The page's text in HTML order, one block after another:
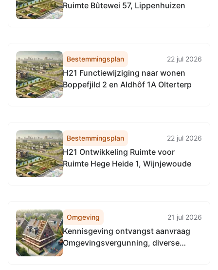
Ruimte Bûtewei 57, Lippenhuizen
Bestemmingsplan 22 jul 2026
H21 Functiewijziging naar wonen
Boppefjild 2 en Aldhôf 1A Olterterp
Bestemmingsplan 22 jul 2026
H21 Ontwikkeling Ruimte voor
Ruimte Hege Heide 1, Wijnjewoude
Omgeving 21 jul 2026
Kennisgeving ontvangst aanvraag
Omgevingsvergunning, diverse